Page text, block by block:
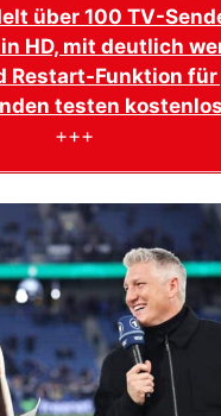
über 100 TV-
HD, mit deutlich
Restart-Funktion für
testen
+++